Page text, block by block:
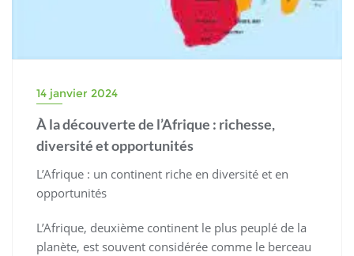
14 janvier 2024
À la découverte de l’Afrique : richesse,
diversité et opportunités
L’Afrique : un continent riche en diversité et en
opportunités
L’Afrique, deuxième continent le plus peuplé de la
planète, est souvent considérée comme le berceau